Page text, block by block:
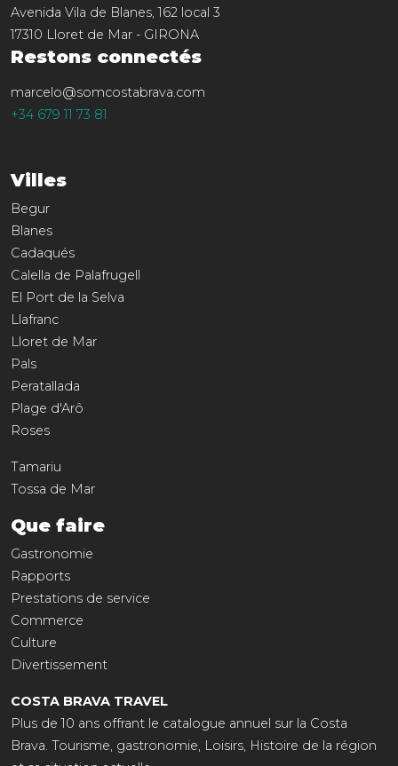
Avenida Vila de Blanes, 162 local 3
17310 Lloret de Mar - GIRONA
Restons connectés
marcelo@somcostabrava.com
+34 679 11 73 81
Villes
Begur
Blanes
Cadaqués
Calella de Palafrugell
El Port de la Selva
Llafranc
Lloret de Mar
Pals
Peratallada
Plage d'Arô
Roses
Tamariu
Tossa de Mar
Que faire
Gastronomie
Rapports
Prestations de service
Commerce
Culture
Divertissement
COSTA BRAVA TRAVEL
Plus de 10 ans offrant le catalogue annuel sur la Costa
Brava. Tourisme, gastronomie, Loisirs, Histoire de la région